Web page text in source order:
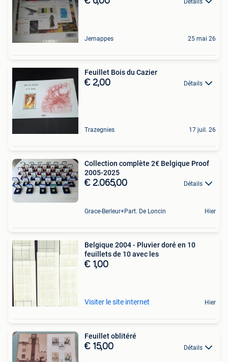
Détails
Jemappes 25 mai 26
Feuillet Bois du Cazier
€ 2,00 Détails
Trazegnies 17 juil. 26
Collection complète 2€ Belgique Proof
2005-2025
€ 2.065,00 Détails
Grace-Berleur+Part. De Loncin Hier
Belgique 2004 - Pluvier doré en 10
feuillets de 10 avec les
€ 1,00
Visiter le site internet Hier
Feuillet oblitéré
€ 15,00 Détails